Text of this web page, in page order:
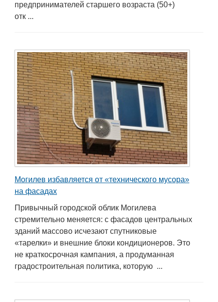
предпринимателей старшего возраста (50+)
отк ...
Могилев избавляется от «технического мусора»
на фасадах
Привычный городской облик Могилева
стремительно меняется: с фасадов центральных
зданий массово исчезают спутниковые
«тарелки» и внешние блоки кондиционеров. Это
не краткосрочная кампания, а продуманная
градостроительная политика, которую ...